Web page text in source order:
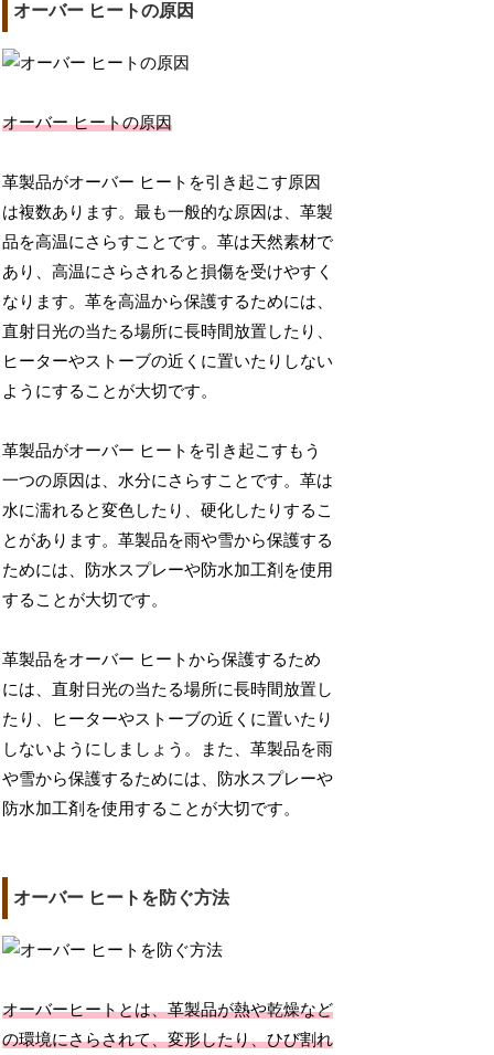
オーバー ヒートの原因
オーバー ヒートの原因
革製品がオーバー ヒートを引き起こす原因
は複数あります。最も一般的な原因は、革製
品を高温にさらすことです。革は天然素材で
あり、高温にさらされると損傷を受けやすく
なります。革を高温から保護するためには、
直射日光の当たる場所に長時間放置したり、
ヒーターやストーブの近くに置いたりしない
ようにすることが大切です。
革製品がオーバー ヒートを引き起こすもう
一つの原因は、水分にさらすことです。革は
水に濡れると変色したり、硬化したりするこ
とがあります。革製品を雨や雪から保護する
ためには、防水スプレーや防水加工剤を使用
することが大切です。
革製品をオーバー ヒートから保護するため
には、直射日光の当たる場所に長時間放置し
たり、ヒーターやストーブの近くに置いたり
しないようにしましょう。また、革製品を雨
や雪から保護するためには、防水スプレーや
防水加工剤を使用することが大切です。
オーバー ヒートを防ぐ方法
オーバーヒートとは、革製品が熱や乾燥など
の環境にさらされて、変形したり、ひび割れ